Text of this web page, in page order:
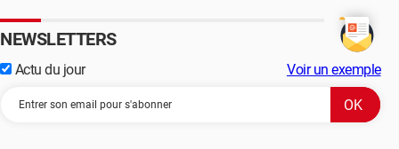
NEWSLETTERS
Actu du jour Voir un exemple